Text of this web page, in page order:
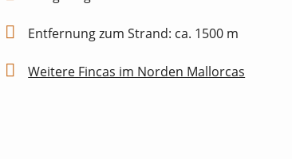
Entfernung zum Strand: ca. 1500 m
Weitere Fincas im Norden Mallorcas